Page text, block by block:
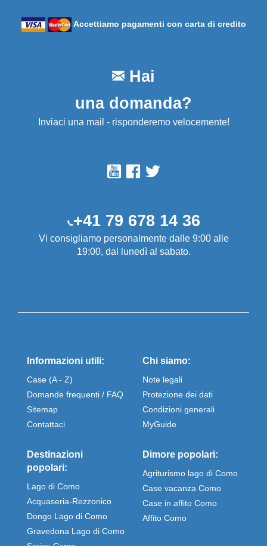
Accettiamo pagamenti con carta di credito
Hai
una domanda?
Inviaci una mail - risponderemo velocemente!
+41 79 678 14 36
Vi consigliamo personalmente dalle 9:00 alle
19:00, dal lunedì al sabato.
Informazioni utili:
Case (A - Z)
Domande frequenti / FAQ
Sitemap
Contattaci
Chi siamo:
Note legali
Protezione dei dati
Condizioni generali
MyGuide
Destinazioni
popolari:
Lago di Como
Acquaseria-Rezzonico
Dongo Lago di Como
Gravedona Lago di Como
Dimore popolari:
Agriturismo lago di Como
Case vacanza Como
Case in affito Como
Affito Como